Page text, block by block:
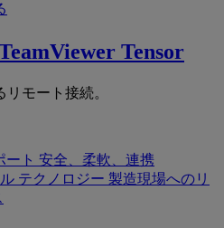
Tensor
モート接続。
ート 安全、柔軟、連携
テクノロジー 製造現場へのリ